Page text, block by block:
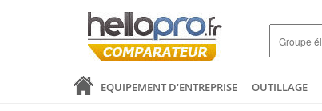
EQUIPEMENT D'ENTREPRISE OUTILLAGE